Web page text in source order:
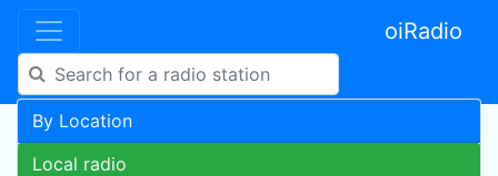
oiRadio
By Location
Local radio